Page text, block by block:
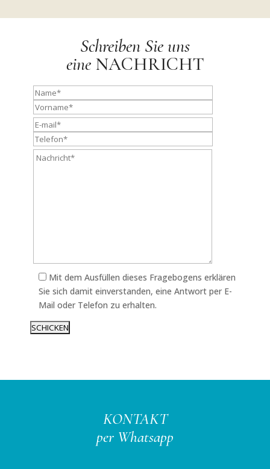
Schreiben Sie uns
eineNACHRICHT
Mit dem Ausfüllen dieses Fragebogens erklären
Sie sich damit einverstanden, eine Antwort per E-
Mail oder Telefon zu erhalten.
KONTAKT
per Whatsapp